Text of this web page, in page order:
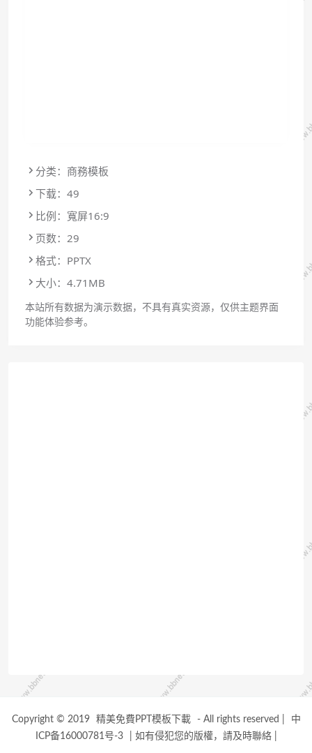
分类：商務模板
下载：49
比例：寬屏16:9
页数：29
格式：PPTX
大小：4.71MB
本站所有数据为演示数据，不具有真实资源，仅供主题界面
功能体验参考。
Copyright © 2019 精美免費PPT模板下載 - All rights reserved
中
ICP备16000781号-3
如有侵犯您的版權，請及時聯絡|